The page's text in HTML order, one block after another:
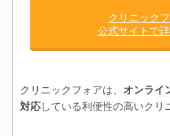
クリニック
公式サイトで
クリニックフォアは、 オンライ
対応している利便性の高いクリ